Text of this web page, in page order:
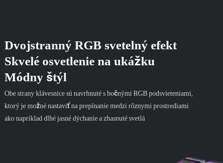
Dvojstranný RGB svetelný efekt
Skvelé osvetlenie na ukážku
Módny štýl
Obe strany klávesnice sú navrhnuté s bočnými RGB podsvieteniami,
ktorý je možné nastaviť na prepínanie medzi rôznymi prostrediami
ako napríklad dlhé jasné dýchanie a zhasnuté svetlá